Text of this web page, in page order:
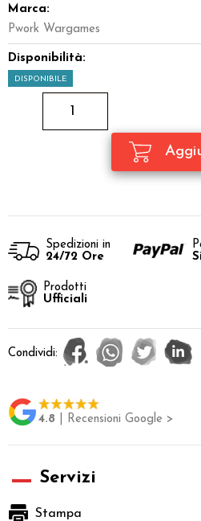
Marca:
Pwork Wargames
Disponibilità:
DISPONIBILE
Spedizioni in
24/72 Ore
Prodotti
Ufficiali
Condividi:
4.8 | Recensioni Google >
Servizi
Stampa